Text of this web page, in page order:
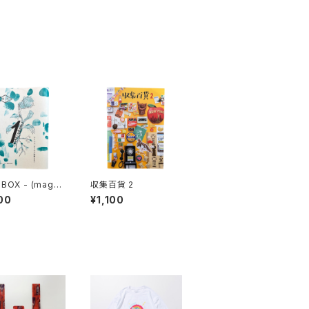
- (maga)
DIY実践思
収集百貨 2
¥1,100